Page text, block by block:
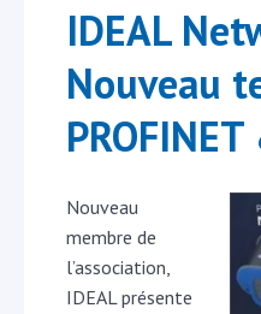
IDEAL
Nouveau
Nouveau
membre de
l’association,
IDEAL présente